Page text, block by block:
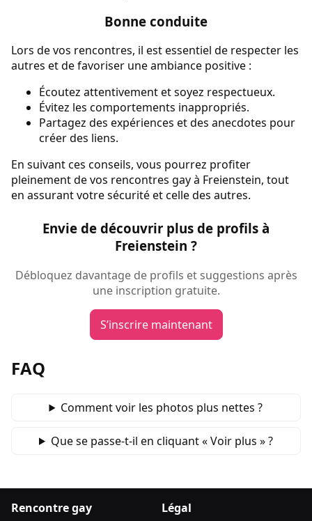
Bonne conduite
Lors de vos rencontres, il est essentiel de respecter les
autres et de favoriser une ambiance positive :
Écoutez attentivement et soyez respectueux.
Évitez les comportements inappropriés.
Partagez des expériences et des anecdotes pour
créer des liens.
En suivant ces conseils, vous pourrez profiter
pleinement de vos rencontres gay à Freienstein, tout
en assurant votre sécurité et celle des autres.
Envie de découvrir plus de profils à
Freienstein ?
Débloquez davantage de profils et suggestions après
une inscription gratuite.
S’inscrire maintenant
FAQ
Comment voir les photos plus nettes ?
Que se passe‑t‑il en cliquant « Voir plus » ?
Rencontre gay Légal